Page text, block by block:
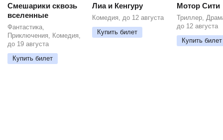
Смешарики сквозь
вселенные
Фантастика,
Приключения, Комедия,
до 19 августа
Купить билет
Лиа и Кенгуру
Комедия, до 12 августа
Купить билет
Мотор Сити
Триллер,
до 12 августа
Купить билет